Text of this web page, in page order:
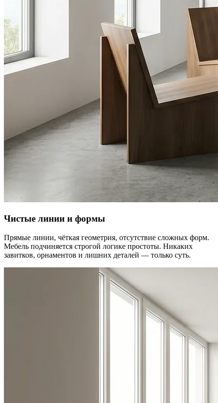
Чистые линии и формы
Прямые линии, чёткая геометрия, отсутствие сложных форм.
Мебель подчиняется строгой логике простоты. Никаких
завитков, орнаментов и лишних деталей — только суть.